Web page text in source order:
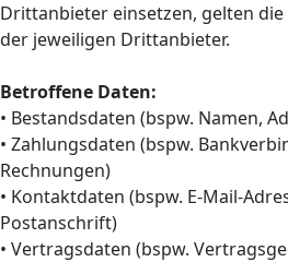
Drittanbieter einsetzen, gelten
der jeweiligen Drittanbieter.
Betroffene Daten:
• Bestandsdaten (bspw. Namen,
• Zahlungsdaten (bspw.
Rechnungen)
• Kontaktdaten (bspw. E-Mail-
Postanschrift)
• Vertragsdaten (bspw.